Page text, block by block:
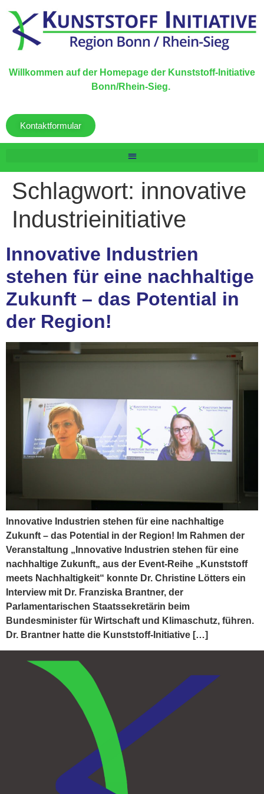
Willkommen auf der Homepage der Kunststoff-Initiative
Bonn/Rhein-Sieg.
Kontaktformular
Schlagwort: innovative
Industrieinitiative
Innovative Industrien
stehen für eine nachhaltige
Zukunft – das Potential in
der Region!
Innovative Industrien stehen für eine nachhaltige
Zukunft – das Potential in der Region! Im Rahmen der
Veranstaltung „Innovative Industrien stehen für eine
nachhaltige Zukunft„ aus der Event-Reihe „Kunststoff
meets Nachhaltigkeit“ konnte Dr. Christine Lötters ein
Interview mit Dr. Franziska Brantner, der
Parlamentarischen Staatssekretärin beim
Bundesminister für Wirtschaft und Klimaschutz, führen.
Dr. Brantner hatte die Kunststoff-Initiative […]